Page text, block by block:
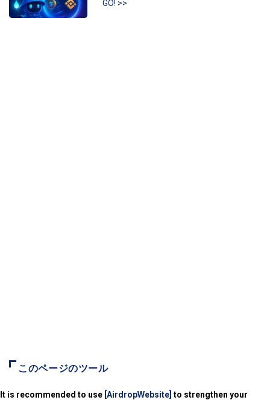
GO! >>
このページのツール
It is recommended to use [AirdropWebsite] to strengthen your